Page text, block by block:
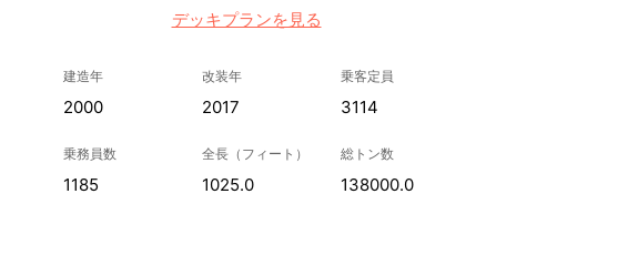
デッキプランを見る
建造年
2000
改装年
2017
乗客定員
3114
乗務員数
1185
全長（フィート）
1025.0
総トン数
138000.0